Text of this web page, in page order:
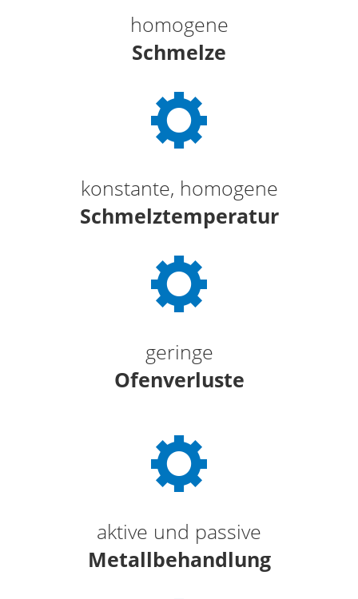
homogene
Schmelze
konstante, homogene
Schmelztemperatur
geringe
Ofenverluste
aktive und passive
Metallbehandlung